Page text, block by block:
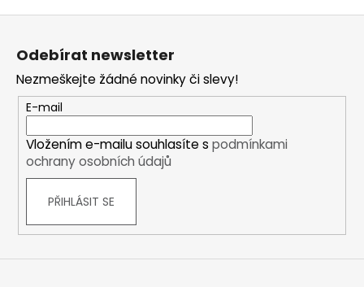
Z
Odebírat newsletter
Nezmeškejte žádné novinky či slevy!
E-mail
Vložením e-mailu souhlasíte s podmínkami
ochrany osobních údajů
PŘIHLÁSIT SE